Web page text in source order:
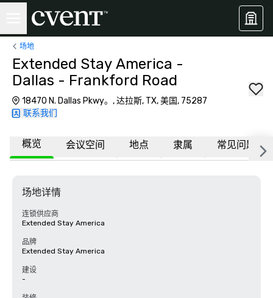
场地
Extended Stay America -
Dallas - Frankford Road
18470 N. Dallas Pkwy。, 达拉斯, TX, 美国, 75287
联系我们
概览 会议空间 地点 隶属 常见问题
场地详情
连锁供应商
Extended Stay America
品牌
Extended Stay America
建设
-